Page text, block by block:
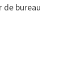
de bureau